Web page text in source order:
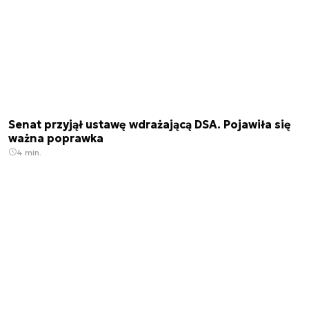
Senat przyjął ustawę wdrażającą DSA. Pojawiła się
ważna poprawka
4 min.